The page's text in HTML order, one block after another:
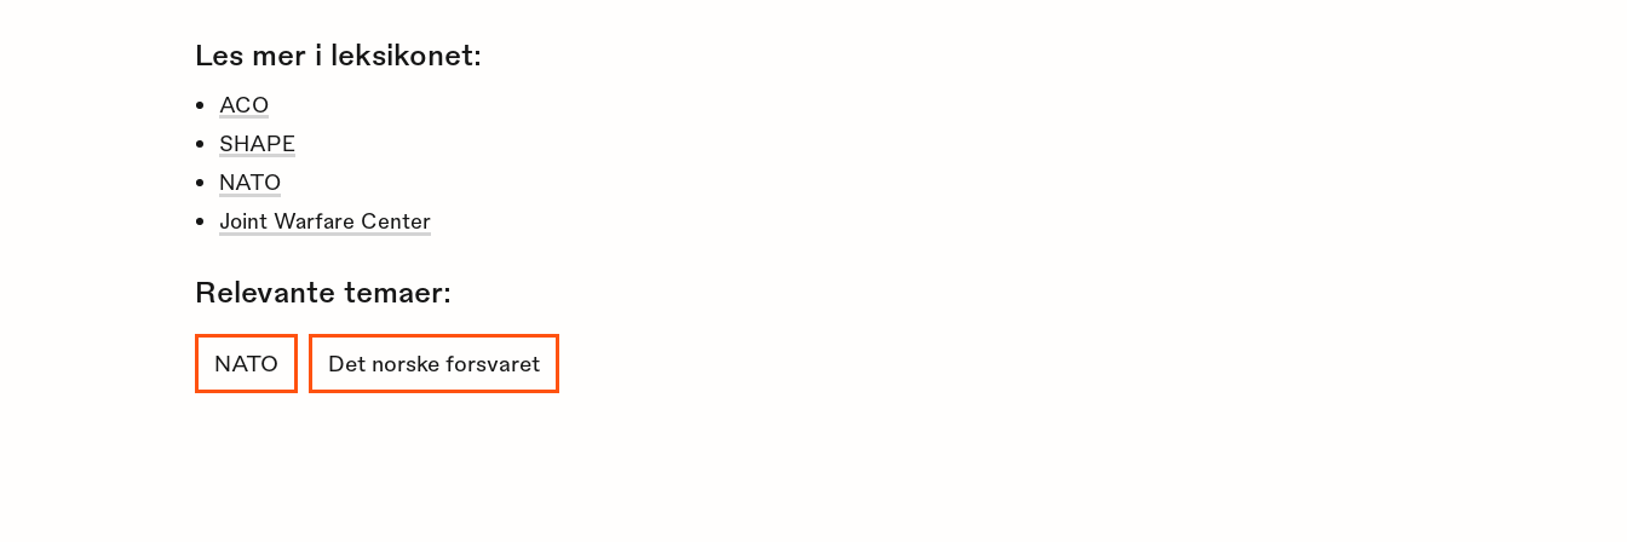
Les mer i leksikonet:
ACO
SHAPE
NATO
Joint Warfare Center
Relevante temaer:
NATO Det norske forsvaret